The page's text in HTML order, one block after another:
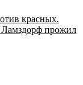
красных.
Ламздорф прожил